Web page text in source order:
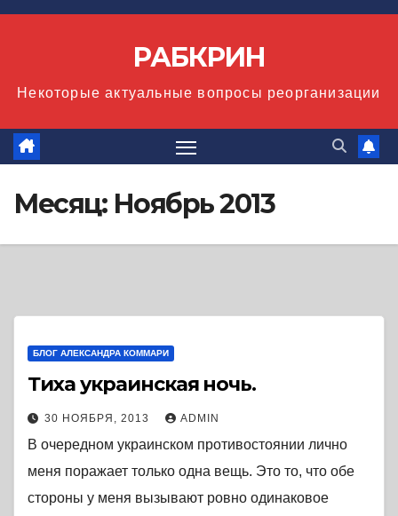
Перейти
РАБКРИН
Некоторые актуальные вопросы реорганизации
Месяц: Ноябрь 2013
БЛОГ АЛЕКСАНДРА КОММАРИ
Тиха украинская ночь.
30 НОЯБРЯ, 2013 ADMIN
В очередном украинском противостоянии лично
меня поражает только одна вещь. Это то, что обе
стороны у меня вызывают ровно одинаковое